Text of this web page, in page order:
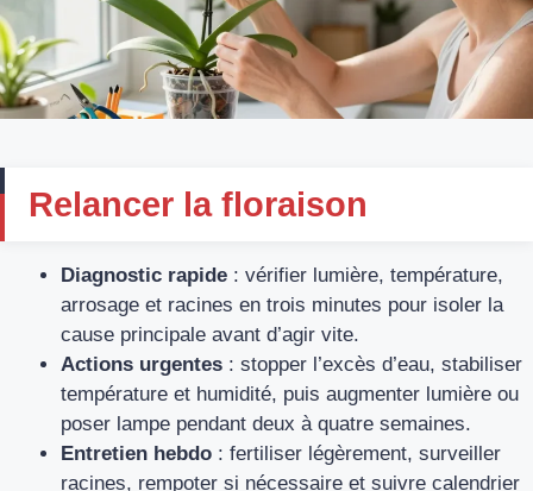
Relancer la floraison
Diagnostic rapide : vérifier lumière, température,
arrosage et racines en trois minutes pour isoler la
cause principale avant d’agir vite.
Actions urgentes : stopper l’excès d’eau, stabiliser
température et humidité, puis augmenter lumière ou
poser lampe pendant deux à quatre semaines.
Entretien hebdo : fertiliser légèrement, surveiller
racines, rempoter si nécessaire et suivre calendrier